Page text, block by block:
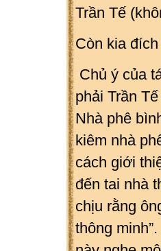
Trần Tế
Còn kia
Chủ ý của
phải Trần
Nhà phê
kiêm nhà
cách giới
đến tai nhà
chịu rằng
thông